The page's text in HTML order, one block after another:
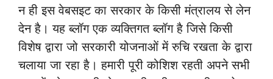
न ही इस वेबसइट का सरकार के किसी मंत्रालय से लेन
देन है। यह ब्लॉग एक व्यक्तिगत ब्लॉग है जिसे किसी
विशेष द्वारा जो सरकारी योजनाओं में रुचि रखता के द्वारा
चलाया जा रहा है। हमारी पूरी कोशिश रहती अपने सभी